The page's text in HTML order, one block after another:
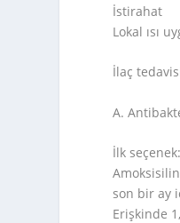
İstirahat
Lokal ısı
İlaç
A.
İlk seçenek:
son bir ay
Erişkinde